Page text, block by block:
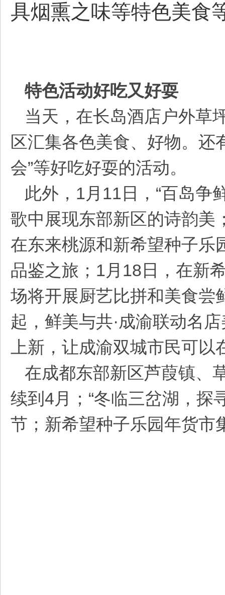
具烟熏之味等特色美食
特色活动好吃又好耍
当天，在长岛酒店户外草
区汇集各色美食、好物。还
会”等好吃好耍的活动。
此外，1月11日，“百岛争
歌中展现东部新区的诗韵美
在东来桃源和新希望种子乐
品鉴之旅；1月18日，在新
场将开展厨艺比拼和美食尝
起，鲜美与共·成渝联动名
上新，让成渝双城市民可
在成都东部新区芦葭镇、
续到4月；“冬临三岔湖，探
节；新希望种子乐园年货市